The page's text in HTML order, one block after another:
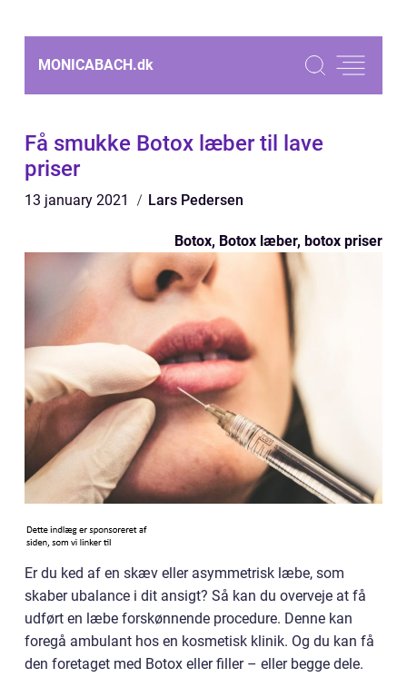
MONICABACH.dk
Få smukke Botox læber til lave
priser
13 january 2021 Lars Pedersen
Botox, Botox læber, botox priser
Er du ked af en skæv eller asymmetrisk læbe, som
skaber ubalance i dit ansigt? Så kan du overveje at få
udført en læbe forskønnende procedure. Denne kan
foregå ambulant hos en kosmetisk klinik. Og du kan få
den foretaget med Botox eller filler – eller begge dele.